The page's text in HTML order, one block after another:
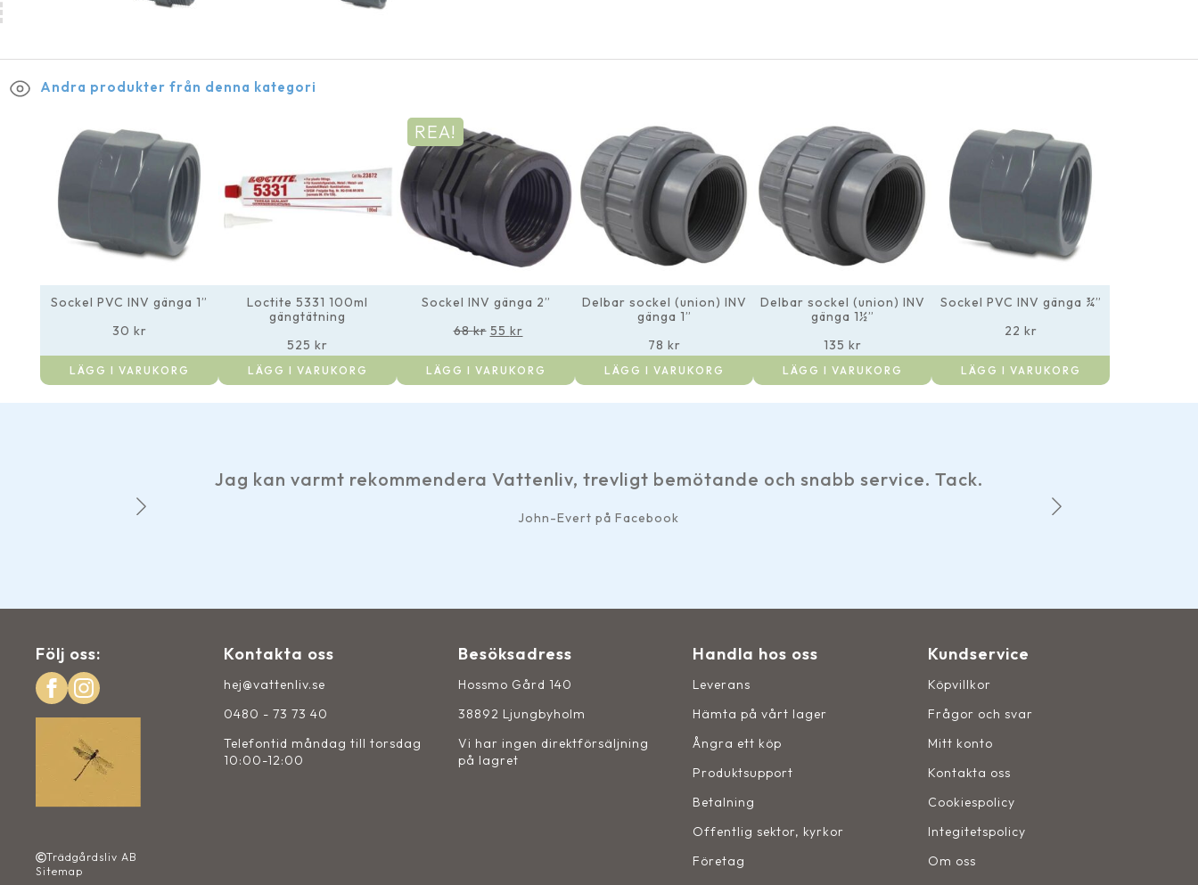
Andra produkter från denna kategori
Sockel PVC INV gänga 1”
30 kr
LÄGG I VARUKORG
Loctite 5331 100ml
gängtätning
525 kr
LÄGG I VARUKORG
REA!
Sockel INV gänga 2”
68kr Det
ursprungliga
priset
var:
55 kr
nuvarande
priset
är:
LÄGG I VARUKORG
Delbar sockel (union) INV
gänga 1”
78 kr
LÄGG I VARUKORG
Delbar sockel (union) INV
gänga 1½”
135 kr
LÄGG I VARUKORG
Sockel PVC INV gänga ¾”
22 kr
LÄGG I VARUKORG
Jag kan varmt rekommendera Vattenliv, trevligt bemötande och snabb service. Tack.
John-Evert på Facebook
Följ oss:
Trädgårdsliv AB
Sitemap
Kontakta oss
hej@vattenliv.se
0480 - 73 73 40
Telefontid måndag till torsdag
10:00-12:00
Besöksadress
Hossmo Gård 140
38892 Ljungbyholm
Vi har ingen direktförsäljning
på lagret
Handla hos oss
Leverans
Hämta på vårt lager
Ångra ett köp
Produktsupport
Betalning
Offentlig sektor, kyrkor
Företag
Kundservice
Köpvillkor
Frågor och svar
Mitt konto
Kontakta oss
Cookiespolicy
Integitetspolicy
Om oss